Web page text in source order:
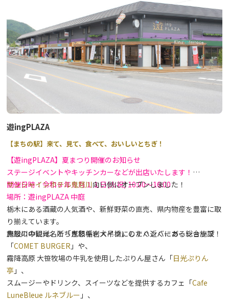
を垣間見ることができます。季節ごとの催しや、研修等での施設利
用(有料)もできますので、ご利用ください。
遊ingPLAZA
【まちの駅】来て、見て、食べて、おいしいとちぎ！
【遊ingPLAZA】夏まつり開催のお知らせ
ステージイベントやキッチンカーなどが出店いたします！
開催日時：令和８年８月１１日(火祝) 10:00～16:00
場所：遊ingPLAZA 中庭
鬼怒川の観光名所「鬼怒楯岩大吊橋」のすぐ近くにある総合施設！
サンシャインホテル鬼怒川向い側にオープンしました！
栃木にある酒蔵の人気酒や、新鮮野菜の直売、県内物産を豊富に取
り揃えています。
施設の中には、とちぎ和牛をメインにしたハンバーガーショップ
「COMET BURGER 」や、
霧降高原 大笹牧場の牛乳を使用したぷりん屋さん「日光ぷりん
亭 」、
スムージーやドリンク、スイーツなどを提供するカフェ「Cafe
LuneBleue ルネブルー 」、